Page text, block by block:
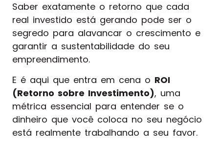
Saber exatamente o retorno que cada
real investido está gerando pode ser o
segredo para alavancar o crescimento e
garantir a sustentabilidade do seu
empreendimento.
E é aqui que entra em cena o ROI
(Retorno sobre Investimento), uma
métrica essencial para entender se o
dinheiro que você coloca no seu negócio
está realmente trabalhando a seu favor.